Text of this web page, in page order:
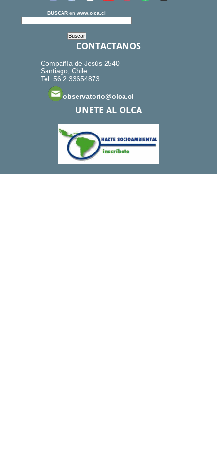
BUSCAR en www.olca.cl
CONTACTANOS
Compañía de Jesús 2540
Santiago, Chile.
Tel: 56.2.33654873
observatorio@olca.cl
UNETE AL OLCA